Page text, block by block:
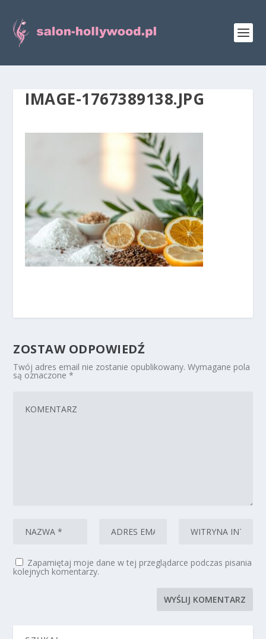
IMAGE-1767389138.JPG
ZOSTAW ODPOWIEDŹ
Twój adres email nie zostanie opublikowany. Wymagane pola
są oznaczone*
Zapamiętaj moje dane w tej przeglądarce podczas pisania
kolejnych komentarzy.